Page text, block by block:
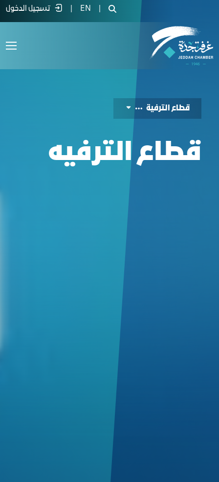
دليل الفرص الاستثمارية لقطاع الترفيه -
EN تسجيل الدخول
قطاع الترفية
قطاع الترفيه